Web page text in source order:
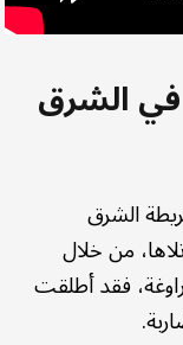
في الشرق
الشرق
من خلال
فقد أطلقت